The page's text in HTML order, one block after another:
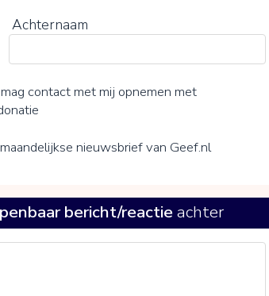
Achternaam
contact met mij opnemen met
nieuwsbrief van Geef.nl
bericht/reactie achter